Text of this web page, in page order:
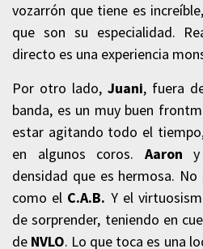
vozarrón que tiene es
que son su especialidad.
directo es una experiencia
Por otro lado, Juani, fuera
banda, es un muy buen
estar agitando todo el
en algunos coros. Aaron y
densidad que es hermosa.
como el C.A.B. Y el
de sorprender, teniendo en
de NVLO. Lo que toca es una